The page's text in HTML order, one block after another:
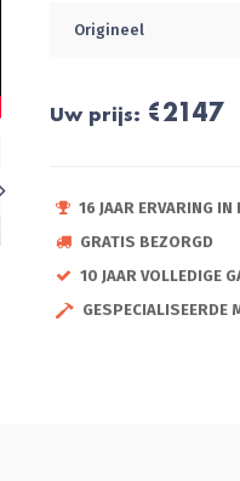
Origineel
Uw prijs: €2147
16 JAAR ERVARING
GRATIS BEZORGD
10 JAAR VOLLEDIGE
GESPECIALISEERDE